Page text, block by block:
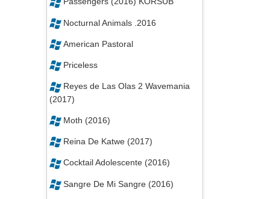
Nocturnal Animals .2016
American Pastoral
Priceless
Reyes de Las Olas 2 Wavemania
(2017)
Moth (2016)
Reina De Katwe (2017)
Cocktail Adolescente (2016)
Sangre De Mi Sangre (2016)